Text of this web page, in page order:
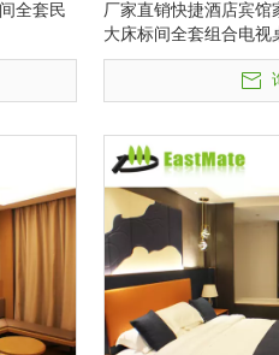
全套民
厂家直销快捷酒店宾馆
大床标间全套组合电视
套房固装家具酒店家具